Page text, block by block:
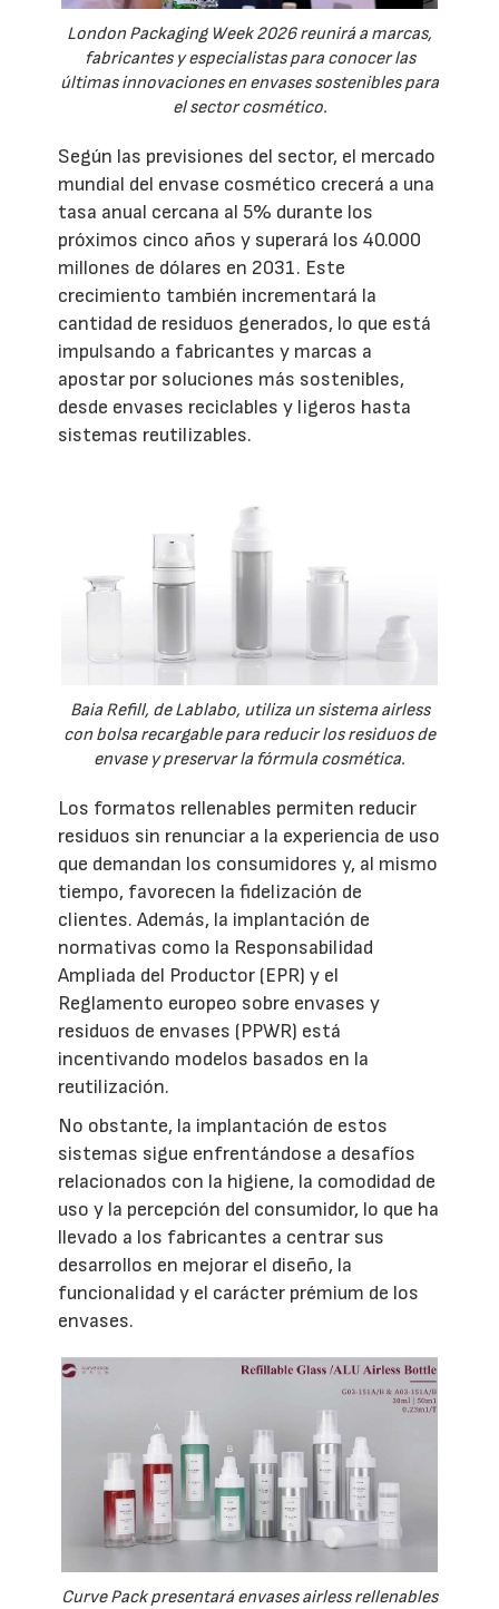
London Packaging Week 2026 reunirá a marcas,
fabricantes y especialistas para conocer las
últimas innovaciones en envases sostenibles para
el sector cosmético.
Según las previsiones del sector, el mercado
mundial del envase cosmético crecerá a una
tasa anual cercana al 5% durante los
próximos cinco años y superará los 40.000
millones de dólares en 2031. Este
crecimiento también incrementará la
cantidad de residuos generados, lo que está
impulsando a fabricantes y marcas a
apostar por soluciones más sostenibles,
desde envases reciclables y ligeros hasta
sistemas reutilizables.
Baia Refill, de Lablabo, utiliza un sistema airless
con bolsa recargable para reducir los residuos de
envase y preservar la fórmula cosmética.
Los formatos rellenables permiten reducir
residuos sin renunciar a la experiencia de uso
que demandan los consumidores y, al mismo
tiempo, favorecen la fidelización de
clientes. Además, la implantación de
normativas como la Responsabilidad
Ampliada del Productor (EPR) y el
Reglamento europeo sobre envases y
residuos de envases (PPWR) está
incentivando modelos basados en la
reutilización.
No obstante, la implantación de estos
sistemas sigue enfrentándose a desafíos
relacionados con la higiene, la comodidad de
uso y la percepción del consumidor, lo que ha
llevado a los fabricantes a centrar sus
desarrollos en mejorar el diseño, la
funcionalidad y el carácter prémium de los
envases.
Curve Pack presentará envases airless rellenables